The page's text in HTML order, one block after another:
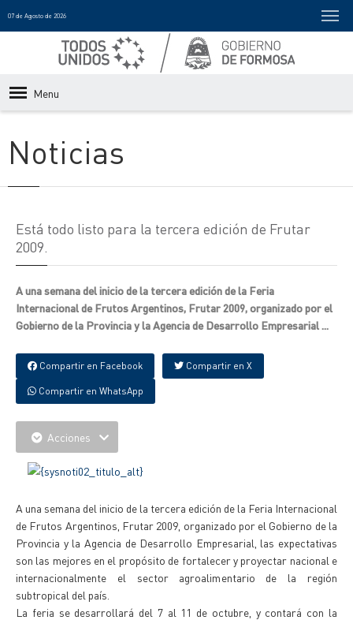
07 de Agosto de 2026
Menu
Noticias
Está todo listo para la tercera edición de Frutar
2009.
A una semana del inicio de la tercera edición de la Feria
Internacional de Frutos Argentinos, Frutar 2009, organizado por el
Gobierno de la Provincia y la Agencia de Desarrollo Empresarial ...
Compartir en Facebook Compartir en X
Compartir en WhatsApp
Acciones
A una semana del inicio de la tercera edición de la Feria Internacional
de Frutos Argentinos, Frutar 2009, organizado por el Gobierno de la
Provincia y la Agencia de Desarrollo Empresarial, las expectativas
son las mejores en el propósito de fortalecer y proyectar nacional e
internacionalmente el sector agroalimentario de la región
subtropical del país.
La feria se desarrollará del 7 al 11 de octubre, y contará con la